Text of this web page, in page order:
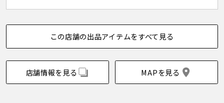
この店舗の出品アイテムをすべて見る
店舗情報を見る MAPを見る